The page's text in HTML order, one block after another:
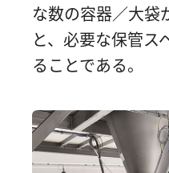
な数の容器／大袋
と、必要な保管ス
ることである。